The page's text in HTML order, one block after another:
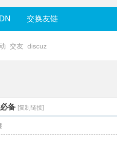
交换友链
交友 discuz
备 [复制链接]